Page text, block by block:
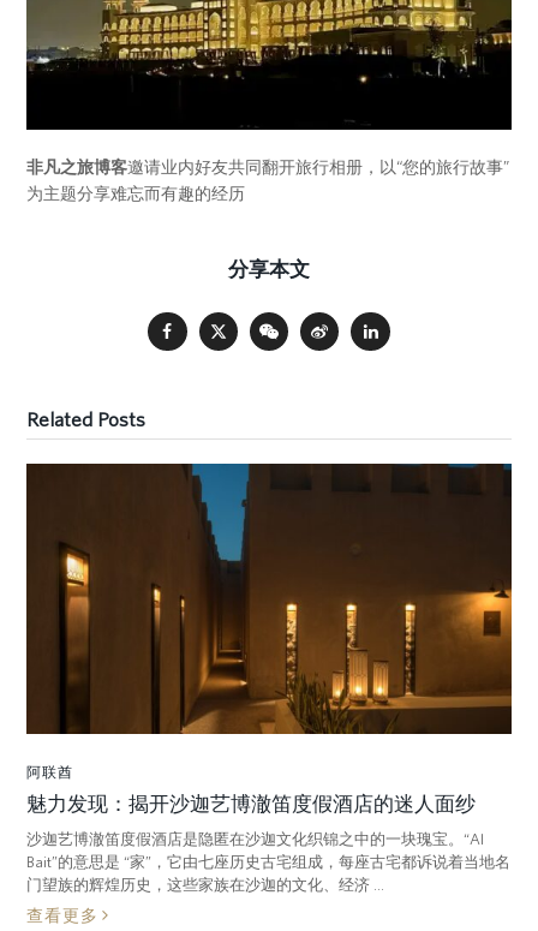
非凡之旅博客邀请业内好友共同翻开旅行相册，以“您的旅行故事”
为主题分享难忘而有趣的经历
分享本文
Related Posts
阿联酋
魅力发现：揭开沙迦艺博澈笛度假酒店的迷人面纱
沙迦艺博澈笛度假酒店是隐匿在沙迦文化织锦之中的一块瑰宝。“Al
Bait”的意思是 “家”，它由七座历史古宅组成，每座古宅都诉说着当地名
门望族的辉煌历史，这些家族在沙迦的文化、经济 ...
查看更多